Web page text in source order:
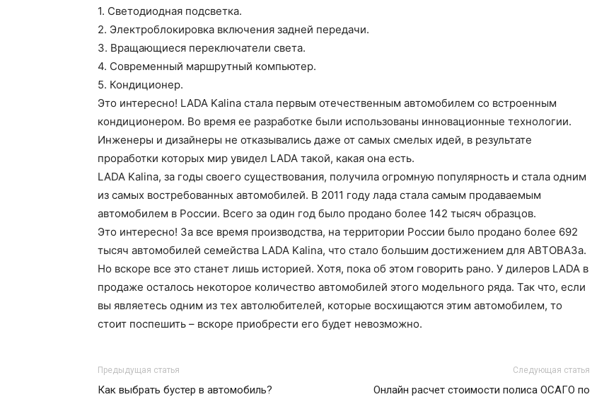
1. Светодиодная подсветка.
2. Электроблокировка включения задней передачи.
3. Вращающиеся переключатели света.
4. Современный маршрутный компьютер.
5. Кондиционер.
Это интересно! LADA Kalina стала первым отечественным автомобилем со встроенным
кондиционером. Во время ее разработке были использованы инновационные технологии.
Инженеры и дизайнеры не отказывались даже от самых смелых идей, в результате
проработки которых мир увидел LADA такой, какая она есть.
LADA Kalina, за годы своего существования, получила огромную популярность и стала одним
из самых востребованных автомобилей. В 2011 году лада стала самым продаваемым
автомобилем в России. Всего за один год было продано более 142 тысяч образцов.
Это интересно! За все время производства, на территории России было продано более 692
тысяч автомобилей семейства LADA Kalina, что стало большим достижением для АВТОВАЗа.
Но вскоре все это станет лишь историей. Хотя, пока об этом говорить рано. У дилеров LADA в
продаже осталось некоторое количество автомобилей этого модельного ряда. Так что, если
вы являетесь одним из тех автолюбителей, которые восхищаются этим автомобилем, то
стоит поспешить – вскоре приобрести его будет невозможно.
Предыдущая статья
Как выбрать бустер в автомобиль?
Следующая статья
Онлайн расчет стоимости полиса ОСАГО по